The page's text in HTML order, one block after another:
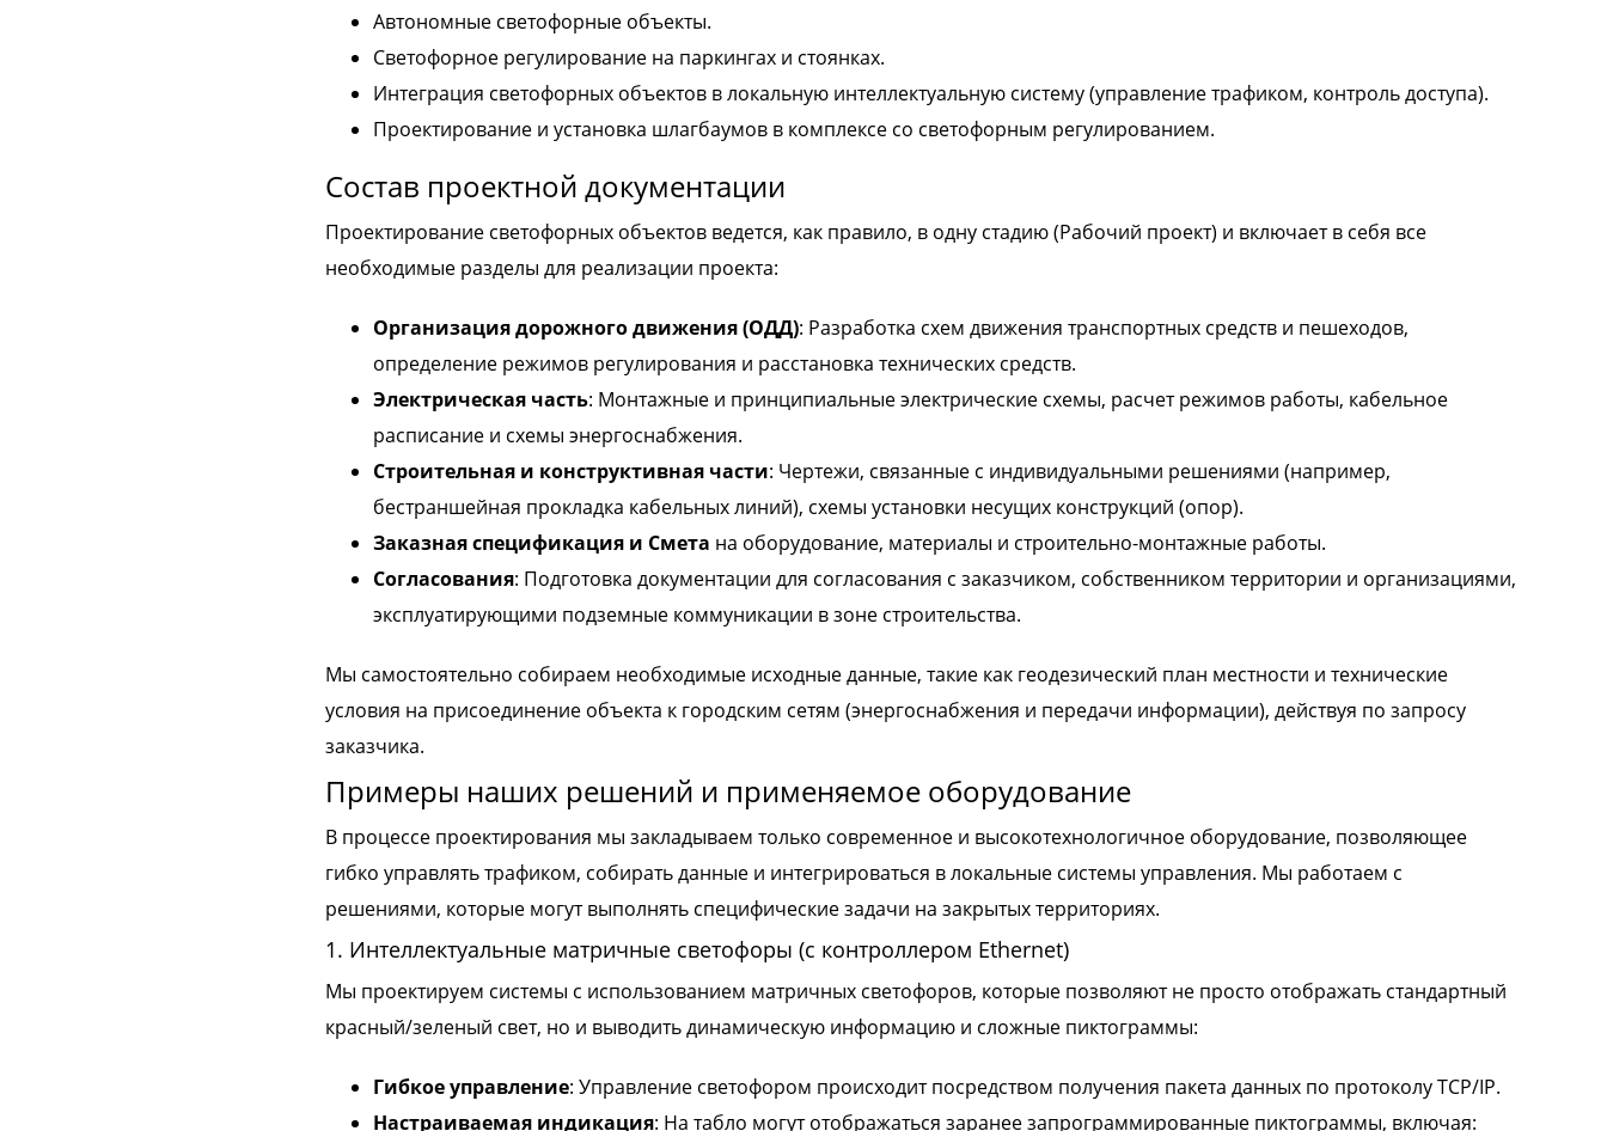
Автономные светофорные объекты.
Светофорное регулирование на паркингах и стоянках.
Интеграция светофорных объектов в локальную интеллектуальную систему (управление трафиком, контроль доступа).
Проектирование и установка шлагбаумов в комплексе со светофорным регулированием.
Состав проектной документации
Проектирование светофорных объектов ведется, как правило, в одну стадию (Рабочий проект) и включает в себя все
необходимые разделы для реализации проекта:
Организация дорожного движения (ОДД): Разработка схем движения транспортных средств и пешеходов,
определение режимов регулирования и расстановка технических средств.
Электрическая часть: Монтажные и принципиальные электрические схемы, расчет режимов работы, кабельное
расписание и схемы энергоснабжения.
Строительная и конструктивная части: Чертежи, связанные с индивидуальными решениями (например,
бестраншейная прокладка кабельных линий), схемы установки несущих конструкций (опор).
Заказная спецификация и Смета на оборудование, материалы и строительно-монтажные работы.
Согласования: Подготовка документации для согласования с заказчиком, собственником территории и организациями,
эксплуатирующими подземные коммуникации в зоне строительства.
Мы самостоятельно собираем необходимые исходные данные, такие как геодезический план местности и технические
условия на присоединение объекта к городским сетям (энергоснабжения и передачи информации), действуя по запросу
заказчика.
Примеры наших решений и применяемое оборудование
В процессе проектирования мы закладываем только современное и высокотехнологичное оборудование, позволяющее
гибко управлять трафиком, собирать данные и интегрироваться в локальные системы управления. Мы работаем с
решениями, которые могут выполнять специфические задачи на закрытых территориях.
1. Интеллектуальные матричные светофоры (с контроллером Ethernet)
Мы проектируем системы с использованием матричных светофоров, которые позволяют не просто отображать стандартный
красный/зеленый свет, но и выводить динамическую информацию и сложные пиктограммы:
Гибкое управление: Управление светофором происходит посредством получения пакета данных по протоколу TCP/IP.
Настраиваемая индикация: На табло могут отображаться заранее запрограммированные пиктограммы, включая: